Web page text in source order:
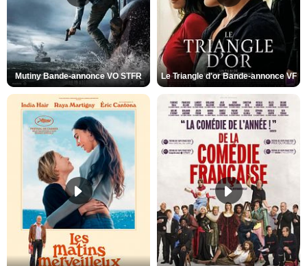
Mutiny Bande-annonce VO STFR Le Triangle d'or Bande-annonce VF